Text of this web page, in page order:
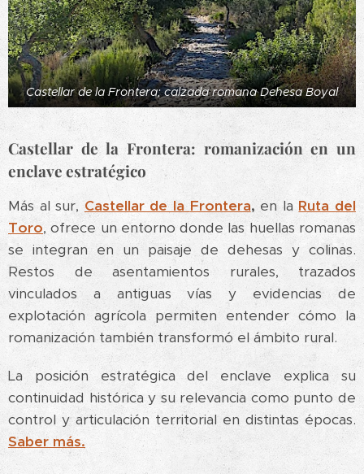
Castellar de la Frontera; calzada romana Dehesa Boyal
Castellar de la Frontera: romanización en un
enclave estratégico
Más al sur, Castellar de la Frontera, en la Ruta del
Toro, ofrece un entorno donde las huellas romanas
se integran en un paisaje de dehesas y colinas.
Restos de asentamientos rurales, trazados
vinculados a antiguas vías y evidencias de
explotación agrícola permiten entender cómo la
romanización también transformó el ámbito rural.
La posición estratégica del enclave explica su
continuidad histórica y su relevancia como punto de
control y articulación territorial en distintas épocas.
Saber más.